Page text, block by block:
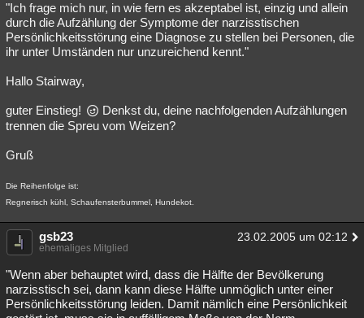
"Ich frage mich nur, in wie fern es akzeptabel ist, einzig und allein
durch die Aufzählung der Symptome der narzisstischen
Persönlichkeitsstörung eine Diagnose zu stellen bei Personen, die
ihr unter Umständen nur unzureichend kennt."
Hallo Stairway,
guter Einstieg!
Denkst du, deine nachfolgenden Aufzählungen
trennen die Spreu vom Weizen?
Gruß
Die Reihenfolge ist:
Regnerisch kühl, Schaufensterbummel, Hundekot.
gsb23 23.02.2005 um 02:12
ehemaliges Mitglied
"Wenn aber behauptet wird, dass die Hälfte der Bevölkerung
narzisstisch sei, dann kann diese Hälfte unmöglich unter einer
Persönlichkeitsstörung leiden. Damit nämlich eine Persönlichkeit